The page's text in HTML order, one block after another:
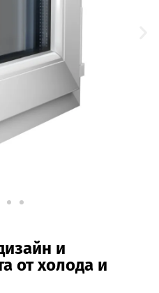
и
от холода и